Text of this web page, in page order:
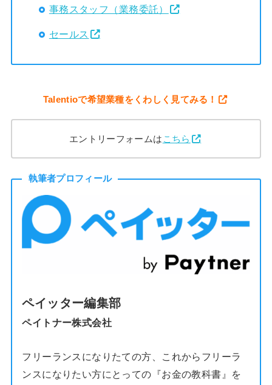
事務スタッフ（業務委託）
セールス
Talentioで希望業種をくわしく見てみる！
エントリーフォームは こちら
執筆者プロフィール
ペイッター編集部
ペイトナー株式会社
フリーランスになりたての方、これからフリーラ
ンスになりたい方にとっての『お金の教科書』を